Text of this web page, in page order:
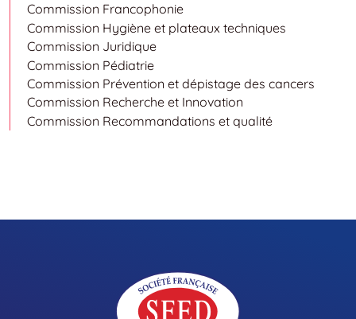
Commission Francophonie
Commission Hygiène et plateaux techniques
Commission Juridique
Commission Pédiatrie
Commission Prévention et dépistage des cancers
Commission Recherche et Innovation
Commission Recommandations et qualité